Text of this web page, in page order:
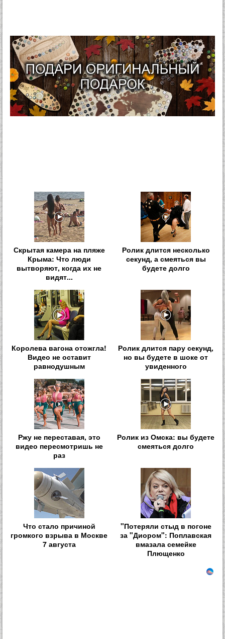
Скрытая камера на пляже
Крыма: Что люди
вытворяют, когда их не
видят...
Ролик длится несколько
секунд, а смеяться вы
будете долго
Королева вагона отожгла!
Видео не оставит
равнодушным
Ролик длится пару секунд,
но вы будете в шоке от
увиденного
Ржу не переставая, это
видео пересмотришь не
раз
Ролик из Омска: вы будете
смеяться долго
Что стало причиной
громкого взрыва в Москве
7 августа
"Потеряли стыд в погоне
за "Диором": Поплавская
вмазала семейке
Плющенко